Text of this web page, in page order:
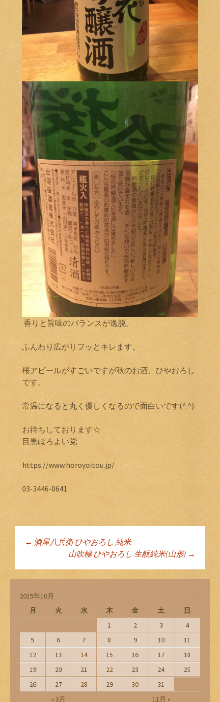
香りと旨味のバランスが逸脱。
ふんわり広がりフッとキレます。
桜アピールがすごいですが秋のお酒、ひやおろし
です。
常温になると丸く優しくなるので面白いです(^.^)
お待ちしております☆
目黒ほろよい党
https://www.horoyoitou.jp/
03-3446-0641
投稿ナビゲーショ
ン
← 酒屋八兵衛 ひやおろし 純米
山吹極 ひやおろし 生酛純米(山形) →
2015年10月
月
火 水 木 金 土 日
« 3月 11月 »
1 2 3
4
5
6 7 8 9 10
11
12
13 14 15 16 17
18
19
20 21 22 23 24
25
26
27 28 29 30 31